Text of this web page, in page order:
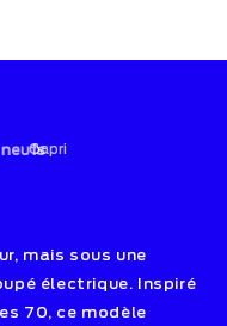
›
Capri
mais sous une
électrique. Inspiré
70, ce modèle